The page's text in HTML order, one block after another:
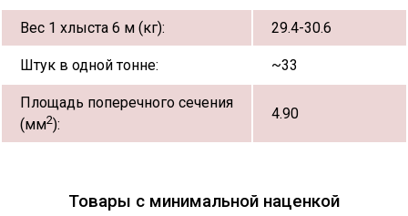
Вес 1 хлыста 6 м (кг): 29.4-30.6
Штук в одной тонне: ~33
Площадь поперечного сечения
(мм2):
4.90
Товары с минимальной наценкой